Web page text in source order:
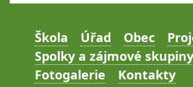
Škola Úřad Obec
Spolky a zájmové skupiny
Fotogalerie
Kontakty